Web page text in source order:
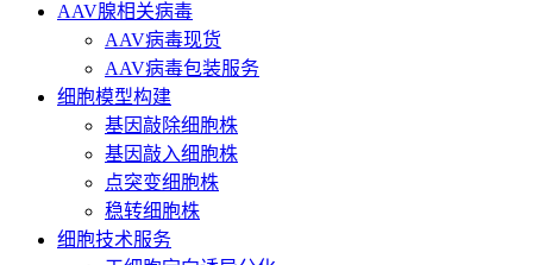
AAV腺相关病毒
AAV病毒现货
AAV病毒包装服务
细胞模型构建
基因敲除细胞株
基因敲入细胞株
点突变细胞株
稳转细胞株
细胞技术服务